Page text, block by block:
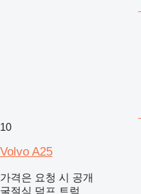
10
Volvo A25
가격은 요청 시 공개
굴절식 덤프 트럭